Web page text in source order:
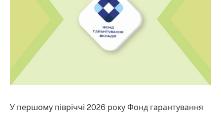
У першому півріччі 2026 року Фонд гарантування